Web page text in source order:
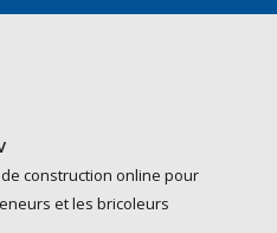
construction online pour
et les bricoleurs